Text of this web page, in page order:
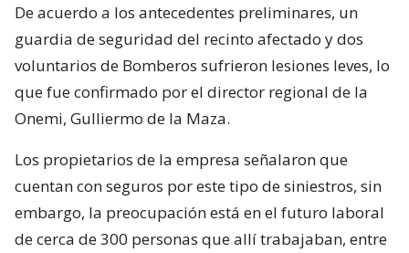
De acuerdo a los antecedentes preliminares, un
guardia de seguridad del recinto afectado y dos
voluntarios de Bomberos sufrieron lesiones leves, lo
que fue confirmado por el director regional de la
Onemi, Gulliermo de la Maza.
Los propietarios de la empresa señalaron que
cuentan con seguros por este tipo de siniestros, sin
embargo, la preocupación está en el futuro laboral
de cerca de 300 personas que allí trabajaban, entre